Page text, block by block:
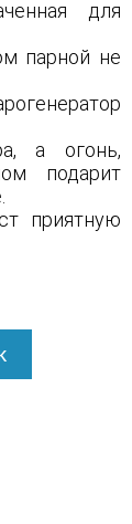
для
парной не
а огонь,
подарит
приятную